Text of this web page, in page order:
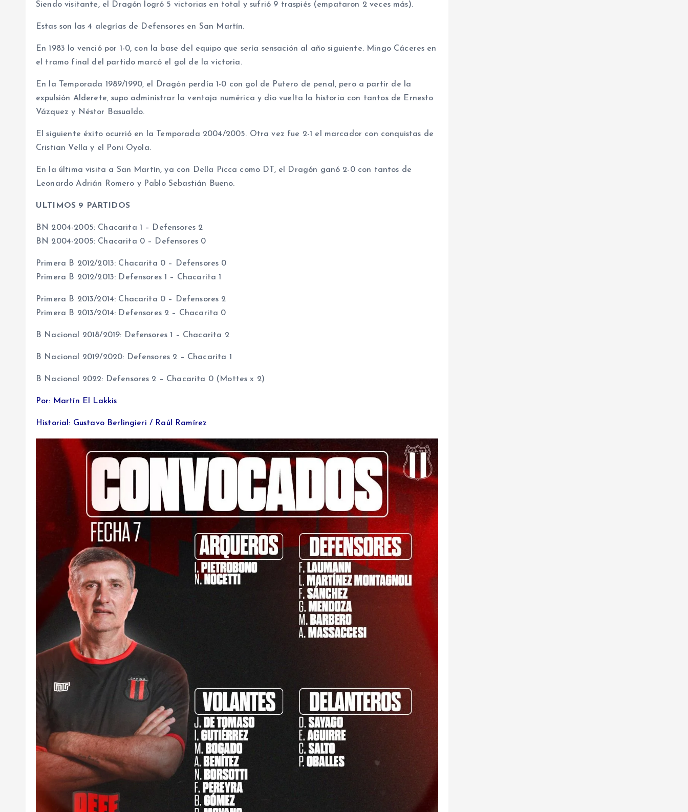
Siendo visitante, el Dragón logró 5 victorias en total y sufrió 9 traspiés (empataron 2 veces más).
Estas son las 4 alegrías de Defensores en San Martín.
En 1983 lo venció por 1-0, con la base del equipo que sería sensación al año siguiente. Mingo Cáceres en
el tramo final del partido marcó el gol de la victoria.
En la Temporada 1989/1990, el Dragón perdía 1-0 con gol de Putero de penal, pero a partir de la
expulsión Alderete, supo administrar la ventaja numérica y dio vuelta la historia con tantos de Ernesto
Vázquez y Néstor Basualdo.
El siguiente éxito ocurrió en la Temporada 2004/2005. Otra vez fue 2-1 el marcador con conquistas de
Cristian Vella y el Poni Oyola.
En la última visita a San Martín, ya con Della Picca como DT, el Dragón ganó 2-0 con tantos de
Leonardo Adrián Romero y Pablo Sebastián Bueno.
ULTIMOS 9 PARTIDOS
BN 2004-2005: Chacarita 1 – Defensores 2
BN 2004-2005: Chacarita 0 – Defensores 0
Primera B 2012/2013: Chacarita 0 – Defensores 0
Primera B 2012/2013: Defensores 1 – Chacarita 1
Primera B 2013/2014: Chacarita 0 – Defensores 2
Primera B 2013/2014: Defensores 2 – Chacarita 0
B Nacional 2018/2019: Defensores 1 – Chacarita 2
B Nacional 2019/2020: Defensores 2 – Chacarita 1
B Nacional 2022: Defensores 2 – Chacarita 0 (Mottes x 2)
Por: Martín El Lakkis
Historial: Gustavo Berlingieri / Raúl Ramírez